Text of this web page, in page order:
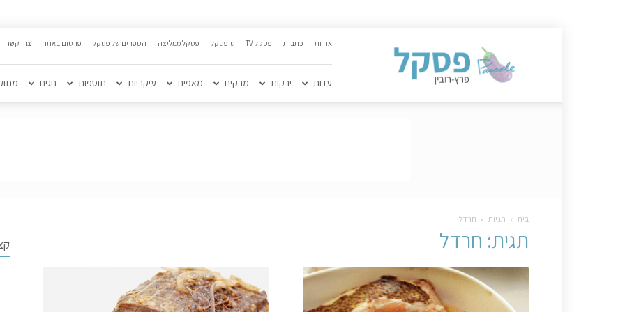
הקולינרי
פסקל
אודות כתבות פסקל TV טיפסקל פסקל ממליצה הספרים של פסקל פרסום באתר צור קשר
עדות ירקות מרקים מאפים עיקריות תוספות חגים
בית תגיות חרדל
תגית: חרדל